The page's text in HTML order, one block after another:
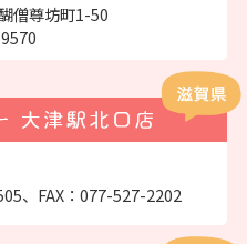
僧尊坊町1-50
、FAX：077-527-2202